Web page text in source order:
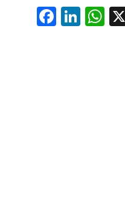
Fa
ce
Li
nk
W
ha